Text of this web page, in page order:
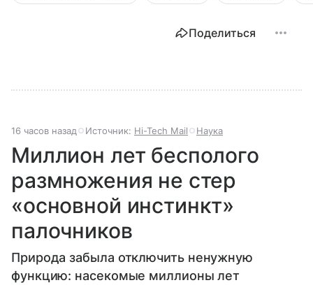
Поделиться
16 часов назад Источник: Hi-Tech Mail Наука
Миллион лет бесполого
размножения не стер
«основной инстинкт»
палочников
Природа забыла отключить ненужную
функцию: насекомые миллионы лет